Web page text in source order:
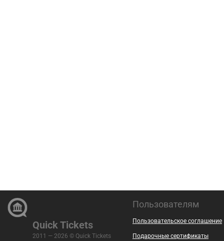
Quick Tickets
2011 — 2026 © Quick Tickets
Пользователям
Пользовательское соглашение
Подарочные сертификаты